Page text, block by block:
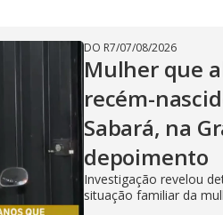
DO R7/07/08/2026
Mulher que
recém-
Sabará, na
depoimento
Investigação revelou
situação familiar da